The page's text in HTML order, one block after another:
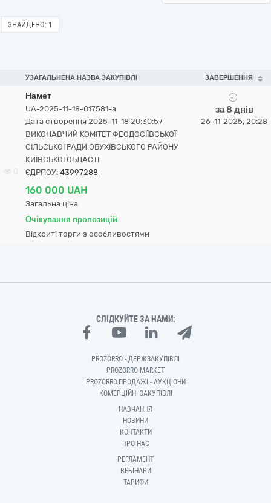
ЗНАЙДЕНО: 1
УЗАГАЛЬНЕНА НАЗВА ЗАКУПІВЛІ ЗАВЕРШЕННЯ
Намет
UA-2025-11-18-017581-a
Дата створення 2025-11-18 20:30:57
ВИКОНАВЧИЙ КОМІТЕТ ФЕОДОСІЇВСЬКОЇ
СІЛЬСЬКОЇ РАДИ ОБУХІВСЬКОГО РАЙОНУ
КИЇВСЬКОЇ ОБЛАСТІ
ЄДРПОУ: 43997288
160 000 UAH
Загальна ціна
Очікування пропозицій
Відкриті торги з особливостями
за 8 днів
26-11-2025, 20:28
СЛІДКУЙТЕ ЗА НАМИ:
PROZORRO - ДЕРЖЗАКУПІВЛІ
PROZORRO MARKET
PROZORRO.ПРОДАЖІ - АУКЦІОНИ
КОМЕРЦІЙНІ ЗАКУПІВЛІ
НАВЧАННЯ
НОВИНИ
КОНТАКТИ
ПРО НАС
РЕГЛАМЕНТ
ВЕБІНАРИ
ТАРИФИ